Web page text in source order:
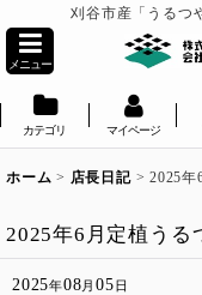
刈谷市産「うるつ
メニュー
カテゴリ マイページ
ホーム > 店長日記 > 2025
2025年6月定植う
2025年08月05日